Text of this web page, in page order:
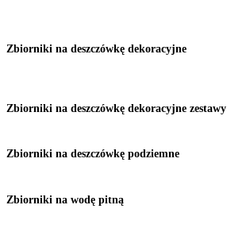
Zbiorniki na deszczówkę dekoracyjne
Zbiorniki na deszczówkę dekoracyjne zestawy
Zbiorniki na deszczówkę podziemne
Zbiorniki na wodę pitną